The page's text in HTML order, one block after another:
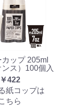
ップ 205ml
ス）100個入
￥422
紙コップは
ちら